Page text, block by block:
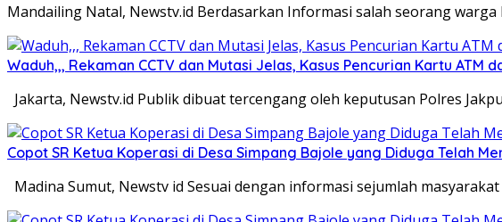
Mandailing Natal, Newstv.id Berdasarkan Informasi salah seorang
Waduh,,, Rekaman CCTV dan Mutasi Jelas, Kasus Pencurian Kartu ATM
Jakarta, Newstv.id Publik dibuat tercengang oleh keputusan Polres
Copot SR Ketua Koperasi di Desa Simpang Bajole yang Diduga Telah
Madina Sumut, Newstv id Sesuai dengan informasi sejumlah